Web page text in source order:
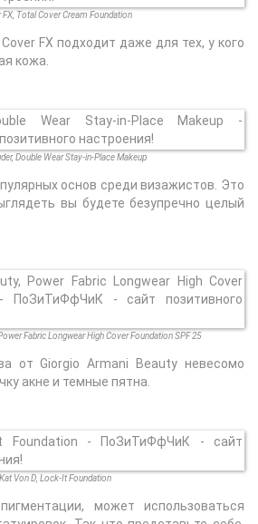
FX, Total Cover Cream Foundation
FX подходит даже для тех, у кого
кожа.
Double Wear Stay-in-Place Makeup
основ среди визажистов. Это
вы будете безупречно целый
Fabric Longwear High Cover Foundation SPF 25
от Giorgio Armani Beauty невесомо
акне и темные пятна.
Kat Von D, Lock-It Foundation
может использоваться